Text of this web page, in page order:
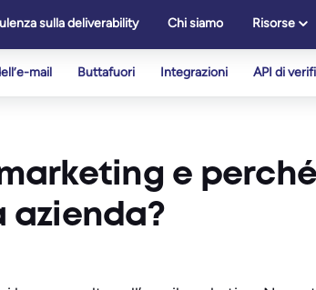
sulla deliverability Chi siamo Risorse
mail Buttafuori Integrazioni API di
e
azienda?